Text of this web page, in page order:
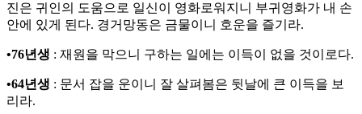
진은 귀인의 도움으로 일신이 영화로워지니 부귀영화가 내 손
안에 있게 된다. 경거망동은 금물이니 호운을 즐기라.
•76년생 : 재원을 막으니 구하는 일에는 이득이 없을 것이로다.
•64년생 : 문서 잡을 운이니 잘 살펴봄은 뒷날에 큰 이득을 보
리라.